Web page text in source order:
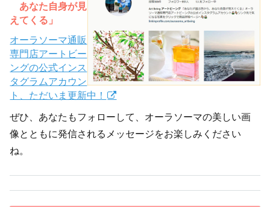
あなた自身が見
えてくる」
オーラソーマ通販
専門店アートビー
ングの公式インス
タグラムアカウン
ト、ただいま更新中！
ぜひ、あなたもフォローして、オーラソーマの美しい画
像とともに発信されるメッセージをお楽しみください
ね。